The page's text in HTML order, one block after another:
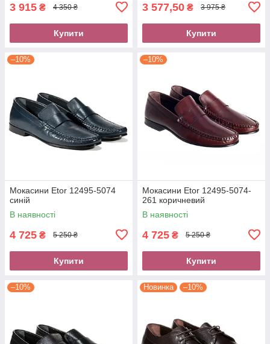
3 915 ₴ 4 350 ₴
Купити
3 577,50 ₴ 3 975 ₴
Купити
–10%
Мокасини Etor 12495-5074
синій
В наявності
4 725 ₴ 5 250 ₴
Купити
–10%
Мокасини Etor 12495-5074-
261 коричневий
В наявності
4 725 ₴ 5 250 ₴
Купити
–10% Новинка –10%